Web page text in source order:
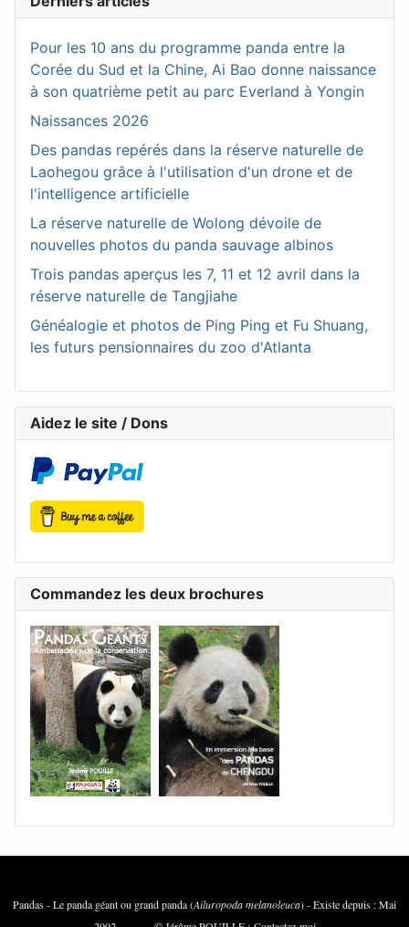
Pour les 10 ans du programme panda entre la
Corée du Sud et la Chine, Ai Bao donne naissance
à son quatrième petit au parc Everland à Yongin
Naissances 2026
Des pandas repérés dans la réserve naturelle de
Laohegou grâce à l'utilisation d'un drone et de
l'intelligence artificielle
La réserve naturelle de Wolong dévoile de
nouvelles photos du panda sauvage albinos
Trois pandas aperçus les 7, 11 et 12 avril dans la
réserve naturelle de Tangjiahe
Généalogie et photos de Ping Ping et Fu Shuang,
les futurs pensionnaires du zoo d'Atlanta
Aidez le site / Dons
Commandez les deux brochures
Pandas - Le panda géant ou grand panda (Ailuropoda melanoleuca) - Existe depuis : Mai